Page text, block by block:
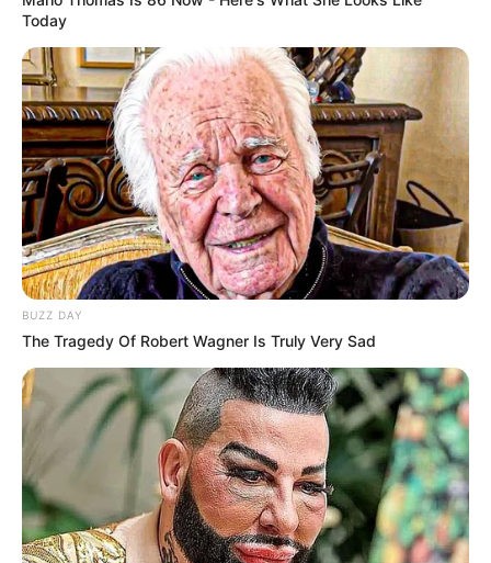
Today
BUZZ DAY
The Tragedy Of Robert Wagner Is Truly Very Sad